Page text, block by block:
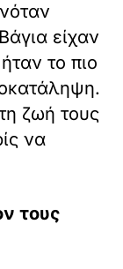
είχαν
το πιο
ζωή τους
να
τους